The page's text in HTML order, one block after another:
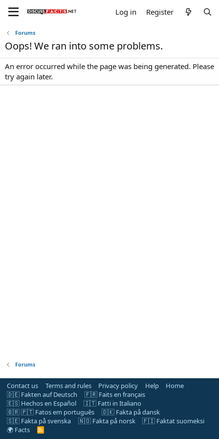
Log in Register
Forums
Oops! We ran into some problems.
An error occurred while the page was being generated. Please
try again later.
Forums
Contact us Terms and rules Privacy policy Help
Home
🇩🇪 Fakten auf Deutsch
🇫🇷 Faits en français
🇪🇸 Hechos en Español
🇮🇹 Fatti in Italiano
🇧🇷 🇵🇹 Fatos em português
🇩🇰 Fakta på dansk
🇸🇪 Fakta på svenska
🇳🇴 Fakta på norsk
🇫🇮 Faktat suomeksi
🌍 Facts
R